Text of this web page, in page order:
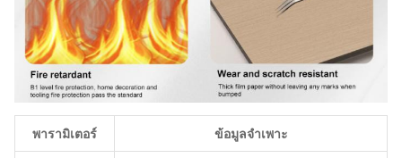
พารามิเตอร์ ข้อมูลจำเพาะ